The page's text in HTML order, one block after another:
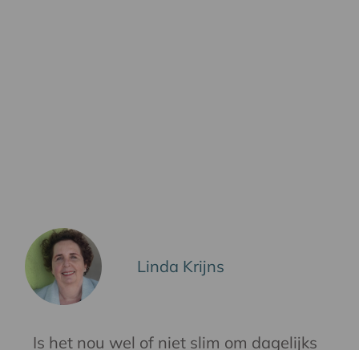
Linda Krijns
Is het nou wel of niet slim om dagelijks